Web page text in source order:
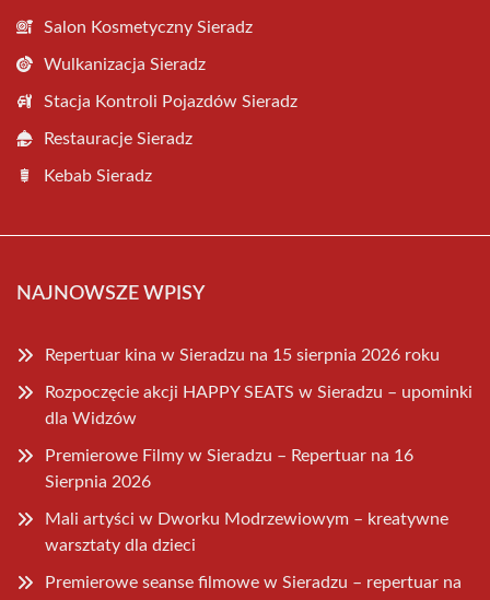
Salon Kosmetyczny Sieradz
Wulkanizacja Sieradz
Stacja Kontroli Pojazdów Sieradz
Restauracje Sieradz
Kebab Sieradz
NAJNOWSZE WPISY
Repertuar kina w Sieradzu na 15 sierpnia 2026 roku
Rozpoczęcie akcji HAPPY SEATS w Sieradzu – upominki
dla Widzów
Premierowe Filmy w Sieradzu – Repertuar na 16
Sierpnia 2026
Mali artyści w Dworku Modrzewiowym – kreatywne
warsztaty dla dzieci
Premierowe seanse filmowe w Sieradzu – repertuar na